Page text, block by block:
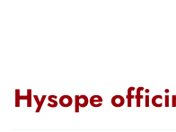
Hysope